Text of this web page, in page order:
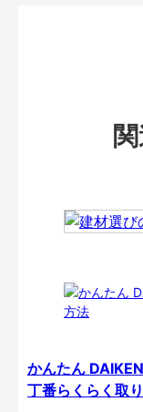
かんたん
丁番らくらく取